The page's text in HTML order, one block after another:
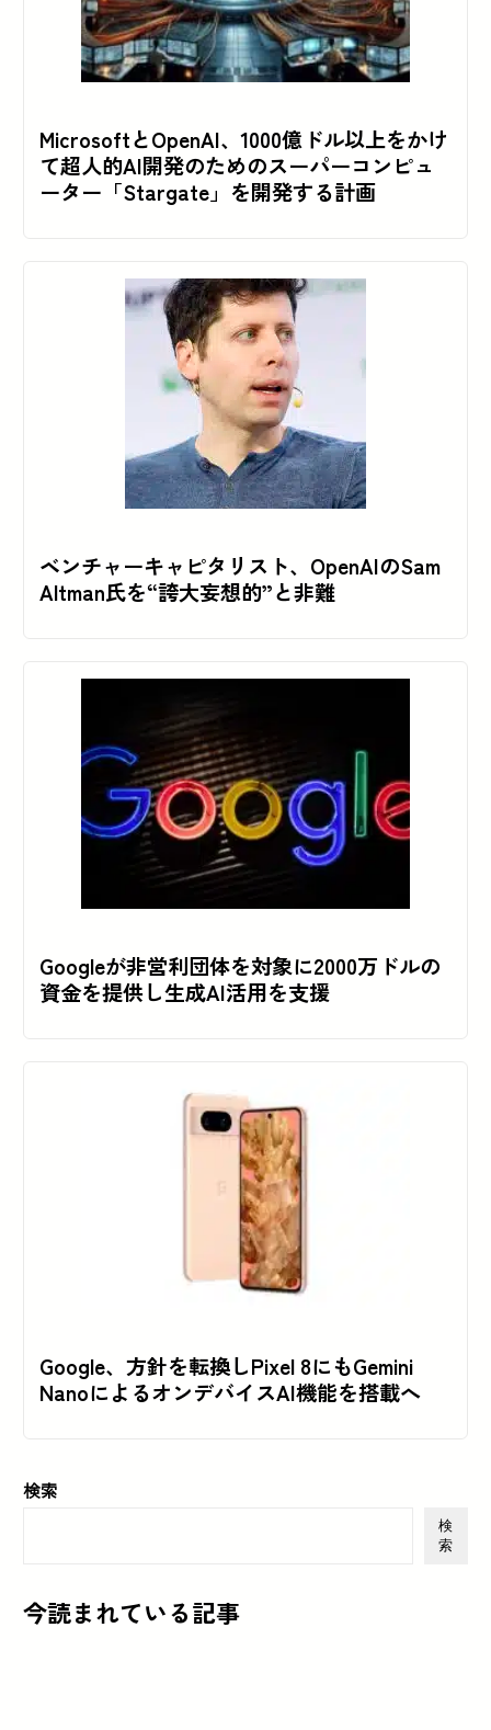
MicrosoftとOpenAI、1000億ドル以上をかけ
て超人的AI開発のためのスーパーコンピュ
ーター「Stargate」を開発する計画
ベンチャーキャピタリスト、OpenAIのSam
Altman氏を“誇大妄想的”と非難
Googleが非営利団体を対象に2000万ドルの
資金を提供し生成AI活用を支援
Google、方針を転換しPixel 8にもGemini
NanoによるオンデバイスAI機能を搭載へ
検索
検
索
今読まれている記事